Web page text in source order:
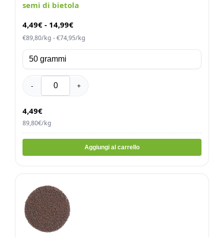
semi di bietola
4,49€ - 14,99€
€89,80/kg - €74,95/kg
- +
4,49€
89,80€/kg
Aggiungi al carrello